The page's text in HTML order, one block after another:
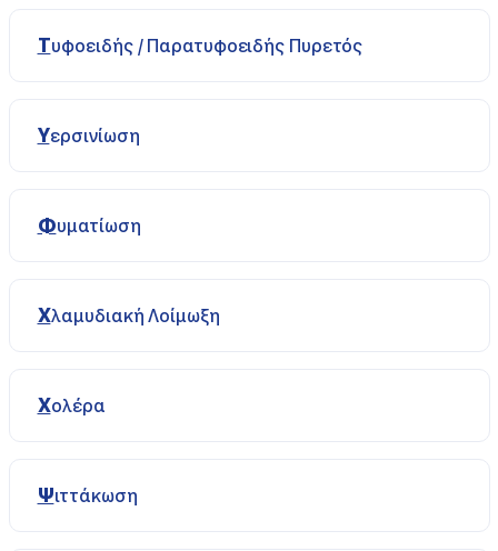
Τυφοειδής / Παρατυφοειδής Πυρετός
Υερσινίωση
Φυματίωση
Χλαμυδιακή Λοίμωξη
Χολέρα
Ψιττάκωση